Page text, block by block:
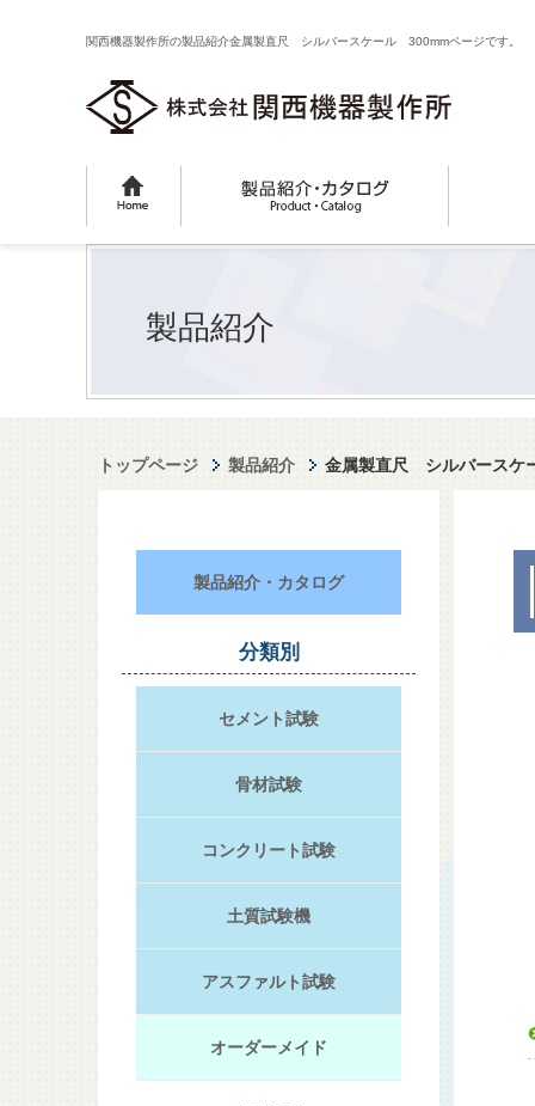
関西機器製作所の製品紹介金属製直尺 シルバースケール 300mmページです。
製品紹介
トップページ 製品紹介 金属製直尺 シルバース
製品紹介・カタログ
分類別
セメント試験
骨材試験
コンクリート試験
土質試験機
アスファルト試験
オーダーメイド